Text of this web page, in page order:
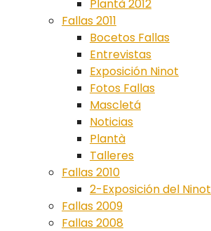
Plantà 2012
Fallas 2011
Bocetos Fallas
Entrevistas
Exposición Ninot
Fotos Fallas
Mascletá
Noticias
Plantà
Talleres
Fallas 2010
2-Exposición del Ninot
Fallas 2009
Fallas 2008